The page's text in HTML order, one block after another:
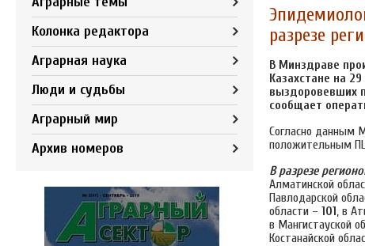
Колонка редактора
Аграрная наука
Люди и судьбы
Аграрный мир
Архив номеров
разрезе
В Минздраве
Казахстане на
выздоровевших
сообщает
Согласно данным
положительным
В разрезе
Алматинской
Павлодарской
области – 101, в
в Мангистауской
Костанайской